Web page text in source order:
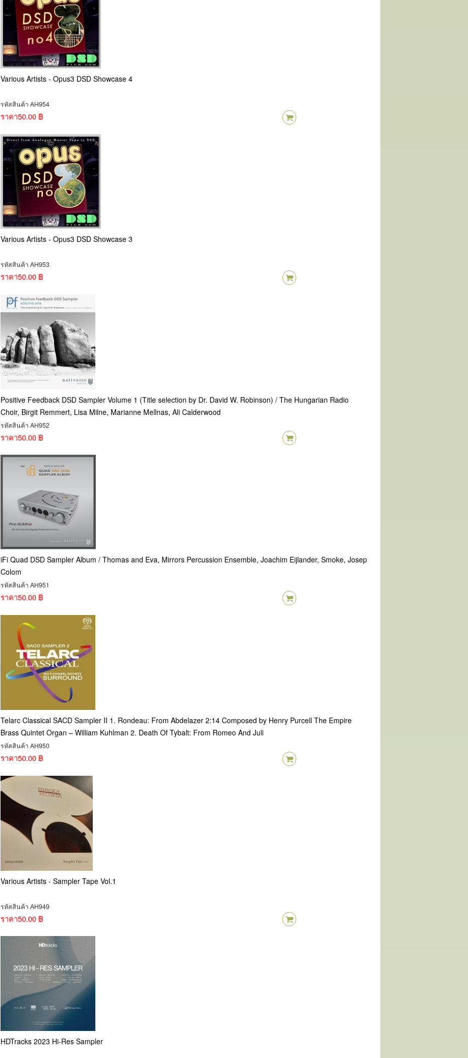
Various Artists - Opus3 DSD Showcase 4
รหัสสินค้า AH954
ราคา50.00 ฿
Various Artists - Opus3 DSD Showcase 3
รหัสสินค้า AH953
ราคา50.00 ฿
Positive Feedback DSD Sampler Volume 1 (Title selection by Dr. David W. Robinson) / The Hungarian Radio
Choir, Birgit Remmert, Lisa Milne, Marianne Mellnas, Ali Calderwood
รหัสสินค้า AH952
ราคา50.00 ฿
iFi Quad DSD Sampler Album / Thomas and Eva, Mirrors Percussion Ensemble, Joachim Eijlander, Smoke, Josep
Colom
รหัสสินค้า AH951
ราคา50.00 ฿
Telarc Classical SACD Sampler II 1. Rondeau: From Abdelazer 2:14 Composed by Henry Purcell The Empire
Brass Quintet Organ – William Kuhlman 2. Death Of Tybalt: From Romeo And Juli
รหัสสินค้า AH950
ราคา50.00 ฿
Various Artists - Sampler Tape Vol.1
รหัสสินค้า AH949
ราคา50.00 ฿
HDTracks 2023 Hi-Res Sampler